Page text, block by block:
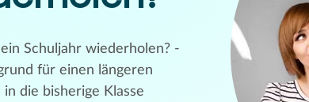
Schuljahr wiederholen? -
für einen längeren
die bisherige Klasse